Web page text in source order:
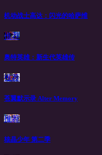
机动战士高达：闪光的哈萨维
推荐
奥特英雄：新生代英雄传
推荐
苍翼默示录 Alter Memory
推荐
核晶少年 第二季